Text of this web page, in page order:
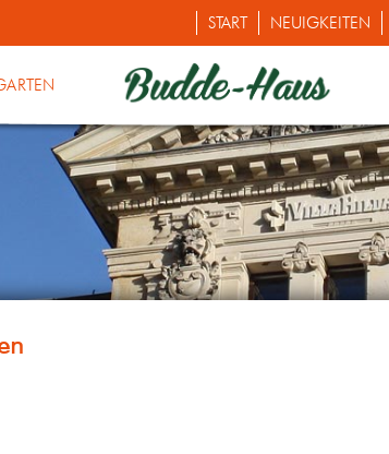
START NEUIGKEITEN